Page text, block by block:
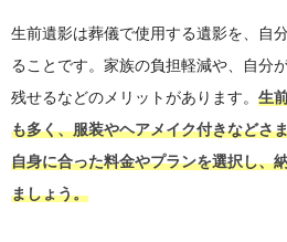
生前遺影は葬儀で使用する遺影を、自
ることです。家族の負担軽減や、自分
残せるなどのメリットがあります。 生
も多く、服装やヘアメイク付きなどさ
自身に合った料金やプランを選択し、
ましょう。